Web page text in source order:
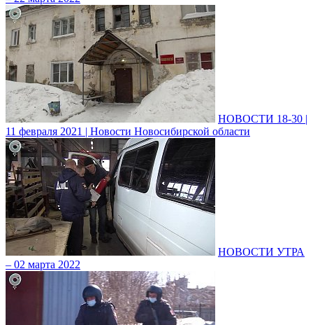
НОВОСТИ 18-30 |
11 февраля 2021 | Новости Новосибирской области
НОВОСТИ УТРА
– 02 марта 2022